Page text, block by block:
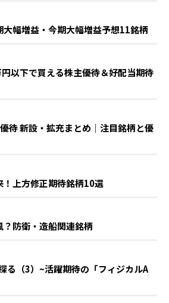
大幅増益・今期大幅増益予想11銘柄
円以下で買える株主優待＆好配当期待
待 新設・拡充まとめ｜注目銘柄と優
！上方修正期待銘柄10選
防衛・造船関連銘柄
る（3）~活躍期待の「フィジカルA